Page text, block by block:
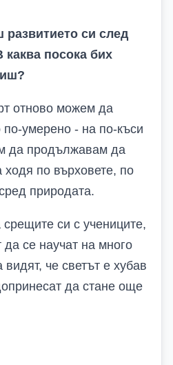
развитието си след
каква посока бих
отново можем да
по-умерено - на по-къси
да продължавам да
по върховете, по
природата.
си с учениците,
се научат на много
че светът е хубав
да стане още